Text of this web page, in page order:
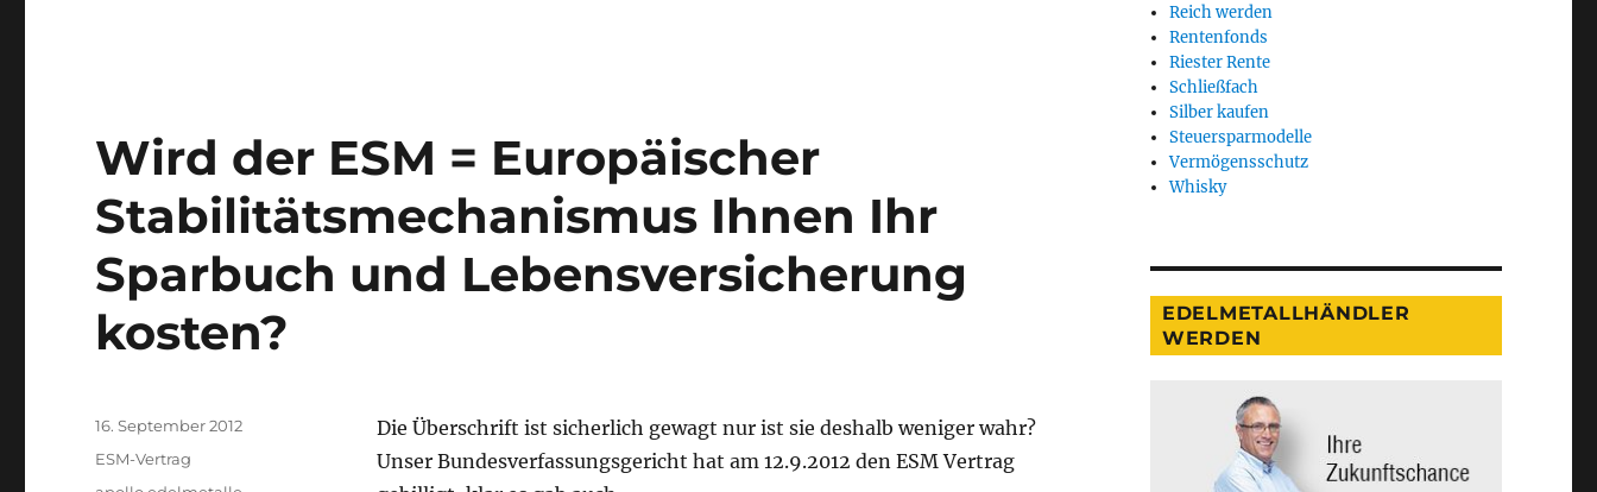
unabhängig?
Und
wie
kommen
Sie
dahin?
Wird der ESM = Europäischer
Stabilitätsmechanismus Ihnen Ihr
Sparbuch und Lebensversicherung
kosten?
Die Überschrift ist sicherlich gewagt nur ist sie deshalb weniger wahr?
Unser Bundesverfassungsgericht hat am 12.9.2012 den ESM Vertrag
Veröffentlicht
16. September 2012
Kategorien
ESM-Vertrag
Reich werden
Rentenfonds
Riester Rente
Schließfach
Silber kaufen
Steuersparmodelle
Vermögensschutz
Whisky
EDELMETALLHÄNDLER
WERDEN